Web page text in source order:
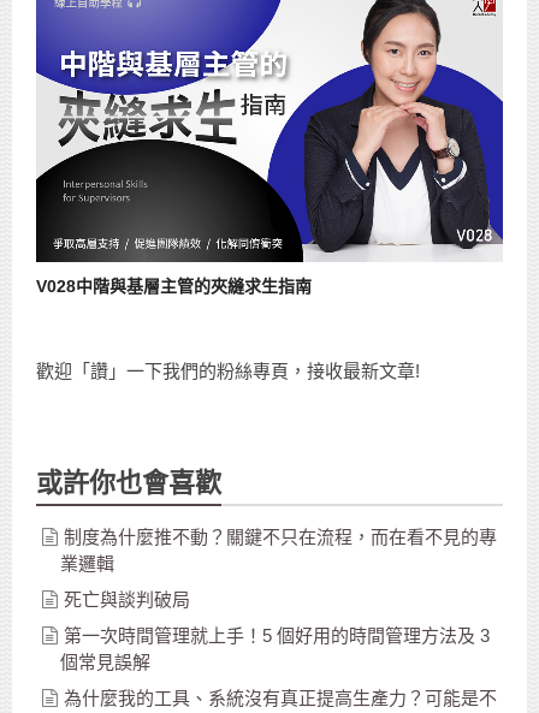
V028中階與基層主管的夾縫求生指南
歡迎「讚」一下我們的粉絲專頁，接收最新文章!
或許你也會喜歡
制度為什麼推不動？關鍵不只在流程，而在看不見的專
業邏輯
死亡與談判破局
第一次時間管理就上手！5 個好用的時間管理方法及 3
個常見誤解
為什麼我的工具、系統沒有真正提高生產力？可能是不